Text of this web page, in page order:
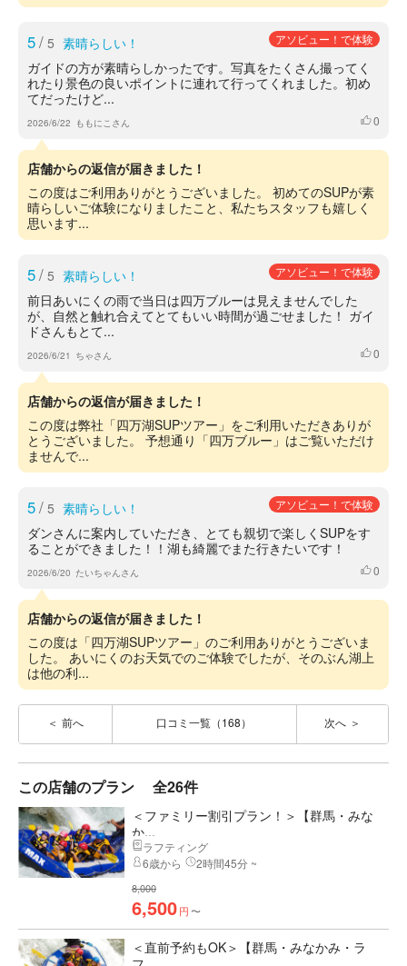
5/ 5 素晴らしい！ アソビュー！で体験
ガイドの方が素晴らしかったです。写真をたくさん撮ってく
れたり景色の良いポイントに連れて行ってくれました。初め
てだったけど...
2026/6/22 ももにこさん いいね
0
店舗からの返信が届きました！
この度はご利用ありがとうございました。 初めてのSUPが素
晴らしいご体験になりましたこと、私たちスタッフも嬉しく
思います...
5/ 5 素晴らしい！ アソビュー！で体験
前日あいにくの雨で当日は四万ブルーは見えませんでした
が、自然と触れ合えてとてもいい時間が過ごせました！ ガイ
ドさんもとて...
2026/6/21 ちゃさん いいね
0
店舗からの返信が届きました！
この度は弊社「四万湖SUPツアー」をご利用いただきありが
とうございました。 予想通り「四万ブルー」はご覧いただけ
ませんで...
5/ 5 素晴らしい！ アソビュー！で体験
ダンさんに案内していただき、とても親切で楽しくSUPをす
ることができました！！湖も綺麗でまた行きたいです！
2026/6/20 たいちゃんさん いいね
0
店舗からの返信が届きました！
この度は「四万湖SUPツアー」のご利用ありがとうございま
した。 あいにくのお天気でのご体験でしたが、そのぶん湖上
は他の利...
前へ 口コミ一覧（168） 次へ
この店舗のプラン 全26件
＜ファミリー割引プラン！＞【群馬・みな
か...
ラフティング
6歳から
2時間45分 ~
8,000
6,500円 〜
＜直前予約もOK＞【群馬・みなかみ・ラ